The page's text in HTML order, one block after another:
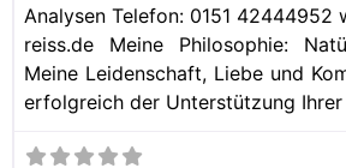
Analysen Telefon: 0151 42444952
reiss.de Meine Philosophie:
Meine Leidenschaft, Liebe und
erfolgreich der Unterstützung Ihrer